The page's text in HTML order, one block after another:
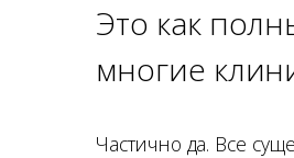
Это как
многие
Частично да. Все